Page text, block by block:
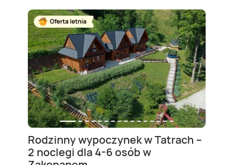
Rodzinny wypoczynek w Tatrach –
2 noclegi dla 4-6 osób w